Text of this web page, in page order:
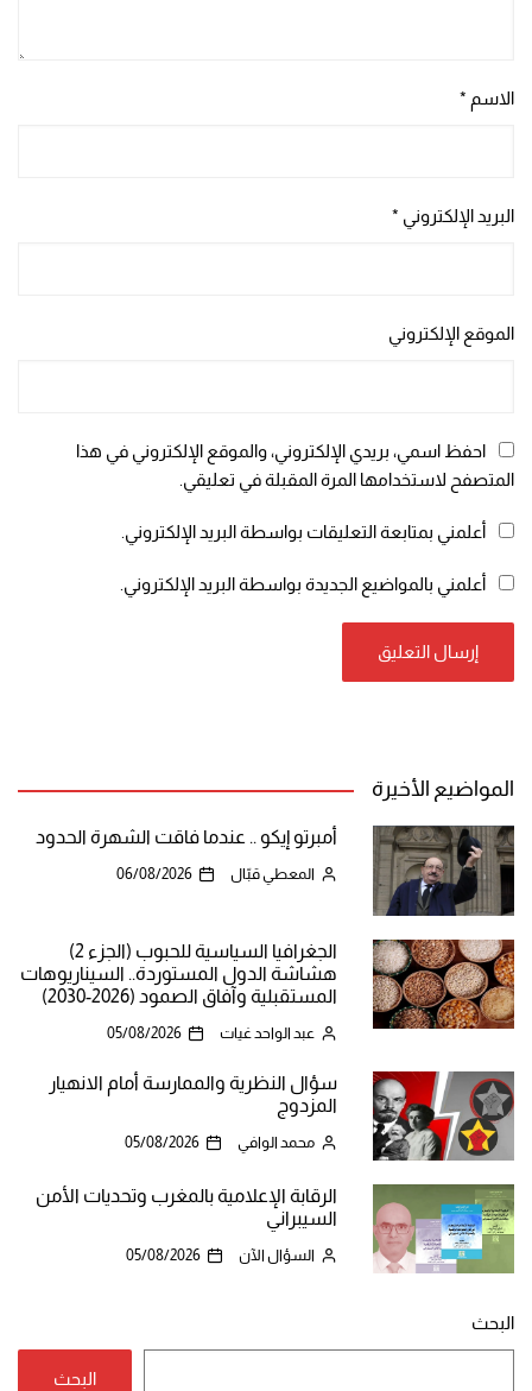
الاسم *
البريد الإلكتروني *
الموقع الإلكتروني
احفظ اسمي، بريدي الإلكتروني، والموقع الإلكتروني في هذا
المتصفح لاستخدامها المرة المقبلة في تعليقي.
أعلمني بمتابعة التعليقات بواسطة البريد الإلكتروني.
أعلمني بالمواضيع الجديدة بواسطة البريد الإلكتروني.
المواضيع الأخيرة
أمبرتو إيكو .. عندما فاقت الشهرة الحدود
المعطي قبّال 06/08/2026
الجغرافيا السياسية للحبوب (الجزء 2)
هشاشة الدول المستوردة.. السيناريوهات
المستقبلية وآفاق الصمود (2026-2030)
عبد الواحد غيات 05/08/2026
سؤال النظرية والممارسة أمام الانهيار
المزدوج
محمد الوافي 05/08/2026
الرقابة الإعلامية بالمغرب وتحديات الأمن
السيبراني
السؤال الآن 05/08/2026
البحث
البحث